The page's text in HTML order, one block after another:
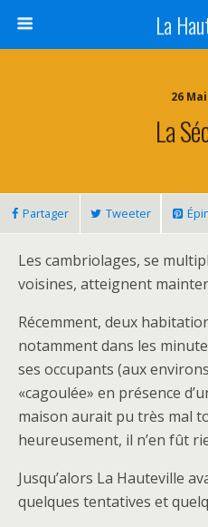
La
26
La
Partager Tweeter
Les cambriolages, se
voisines, atteignent
Récemment, deux
notamment dans les
ses occupants (aux
«cagoulée» en présence
maison aurait pu très mal
heureusement, il n’en fût
Jusqu’alors La Hauteville
quelques tentatives et